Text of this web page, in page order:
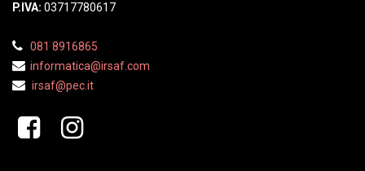
P.IVA: 03717780617
081 8916865
informatica@irsaf.com
irsaf@pec.it